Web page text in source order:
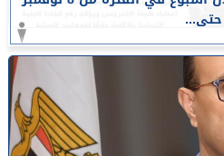
حتى...